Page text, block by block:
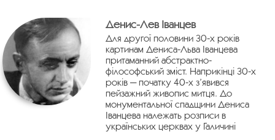
Денис-Лев Іванцев
Для другої половини 30-х років
картинам Дениса-Льва Іванцева
притаманний абстрактно-
філософський зміст. Наприкінці 30-х
років — початку 40-х з’явився
пейзажний живопис митця. До
монументальної спадщини Дениса
Іванцева належать розписи в
українських церквах у Галичині